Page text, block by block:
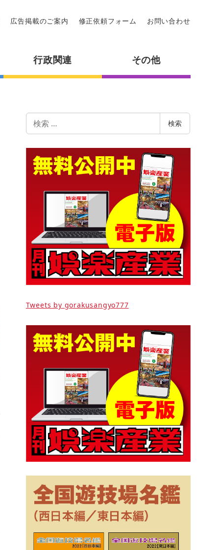
広告掲載のご案内 修正依頼フォーム お問い合わせ
行政関連 その他
索
検索
Tweets by gorakusangyo777